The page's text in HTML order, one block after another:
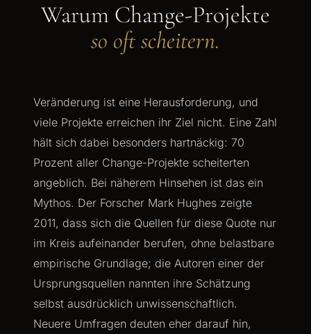
Warum Change-Projekte
so oft scheitern.
Veränderung ist eine Herausforderung, und
viele Projekte erreichen ihr Ziel nicht. Eine Zahl
hält sich dabei besonders hartnäckig: 70
Prozent aller Change-Projekte scheiterten
angeblich. Bei näherem Hinsehen ist das ein
Mythos. Der Forscher Mark Hughes zeigte
2011, dass sich die Quellen für diese Quote nur
im Kreis aufeinander berufen, ohne belastbare
empirische Grundlage; die Autoren einer der
Ursprungsquellen nannten ihre Schätzung
selbst ausdrücklich unwissenschaftlich.
Neuere Umfragen deuten eher darauf hin,